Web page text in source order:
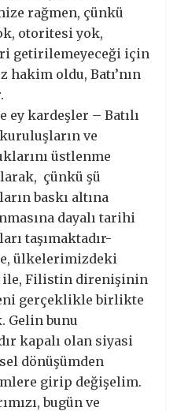
rağmen, çünkü
otoritesi yok,
getirilemeyeceği için
hakim oldu, Batı’nın
ey kardeşler – Batılı
ve
üstlenme
çünkü şü
baskı altına
dayalı tarihi
taşımaktadır-
ülkelerimizdeki
ile, Filistin direnişinin
gerçeklikle birlikte
Gelin bunu
kapalı olan siyasi
dönüşümden
girip değişelim.
bugün ve